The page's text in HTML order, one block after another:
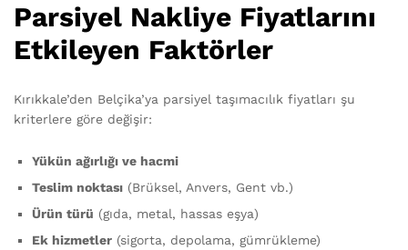
Parsiyel Nakliye Fiyatlarını
Etkileyen Faktörler
Kırıkkale’den Belçika’ya parsiyel taşımacılık fiyatları şu
kriterlere göre değişir:
Yükün ağırlığı ve hacmi
Teslim noktası (Brüksel, Anvers, Gent vb.)
Ürün türü (gıda, metal, hassas eşya)
Ek hizmetler (sigorta, depolama, gümrükleme)